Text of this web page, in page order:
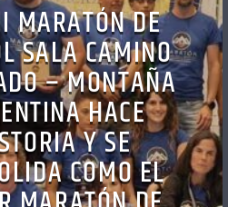
MARATÓN DE
SALA CAMINO
– MONTAÑA
HACE
Y SE
COMO EL